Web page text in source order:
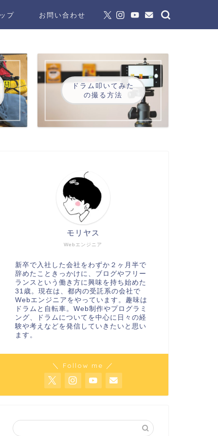
プ お問い合わせ
ドラム叩いてみた
の撮る方法
Webエンジニア
モリヤス
新卒で入社した会社をわずか２ヶ月半で
辞めたこときっかけに、ブログやフリー
ランスという働き方に興味を持ち始めた
31歳。現在は、都内の受託系の会社で
Webエンジニアをやっています。趣味は
ドラムと自転車。Web制作やプログラミ
ング、ドラムについてを中心に日々の経
験や考えなどを発信していきたいと思い
ます。
＼ Follow me ／